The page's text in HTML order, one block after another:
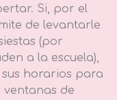
Si, por el
de levantarle
(por
a la escuela),
horarios para
ventanas de